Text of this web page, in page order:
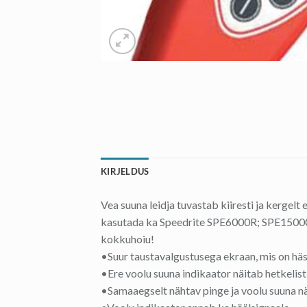
KIRJELDUS
Vea suuna leidja tuvastab kiiresti ja kergelt
kasutada ka Speedrite SPE6000R;
kokkuhoiu!
•Suur taustavalgustusega ekraan, mis on
•Ere voolu suuna indikaator näitab
•Samaaegselt nähtav pinge ja voolu suuna